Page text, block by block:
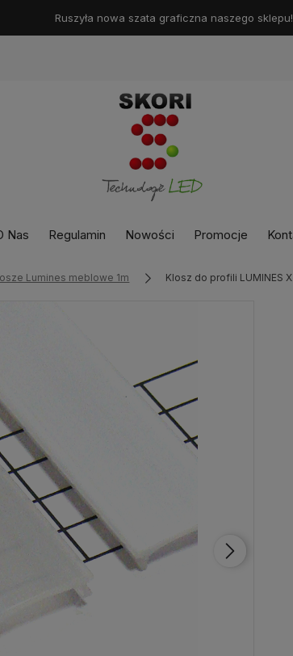
Ruszyła nowa szata graficzna naszego
Nas Regulamin Nowości Promocje
Lumines meblowe 1m Klosz do profili LUMINES